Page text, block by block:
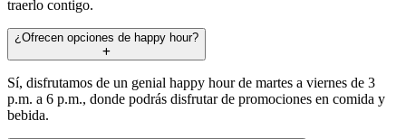
traerlo contigo.
¿Ofrecen opciones de happy hour?
Sí, disfrutamos de un genial happy hour de martes a viernes de 3
p.m. a 6 p.m., donde podrás disfrutar de promociones en comida y
bebida.